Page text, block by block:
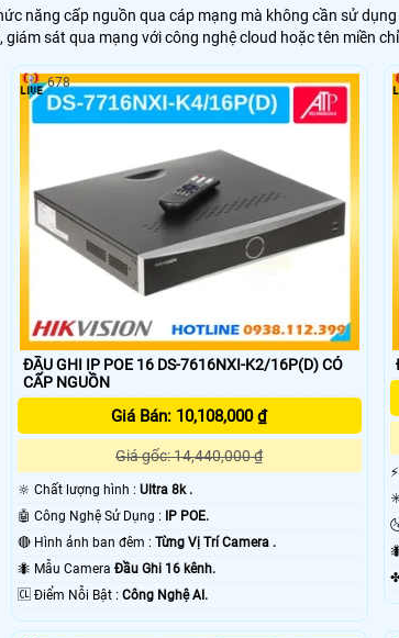
năng cấp nguồn qua cáp mạng mà không cần sử
sát qua mạng với công nghệ cloud hoặc tên miền
ĐẦU GHI IP POE 16 DS-7616NXI-K2/16P(D) CÓ
CẤP NGUỒN
Giá Bán: 10,108,000 ₫
Giá gốc: 14,440,000 ₫
🔆 Chất lượng hình : Ultra 8k .
🤖️ Công Nghệ Sử Dụng :
IP POE.
🔴 Hình ảnh ban đêm : Từng Vị Trí Camera .
🐜 Mẫu Camera Đầu Ghi 16 kênh.
️🆑 Điểm Nỗi Bật : Công Nghệ AI.
678